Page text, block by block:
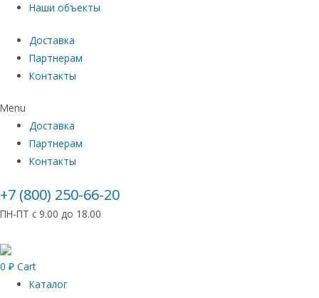
Наши объекты
Доставка
Партнерам
Контакты
Menu
Доставка
Партнерам
Контакты
+7 (800) 250-66-20
ПН-ПТ с 9.00 до 18.00
0 ₽ Cart
Каталог